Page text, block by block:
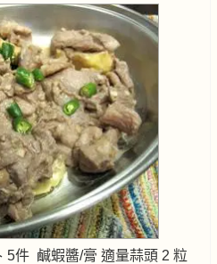
5件 鹹蝦醬/膏 適量蒜頭 2 粒